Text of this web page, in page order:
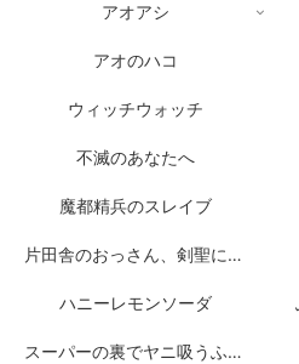
アオアシ
アオのハコ
ウィッチウォッチ
不滅のあなたへ
魔都精兵のスレイブ
片田舎のおっさん、剣聖になる
ハニーレモンソーダ
スーパーの裏でヤニ吸うふたり